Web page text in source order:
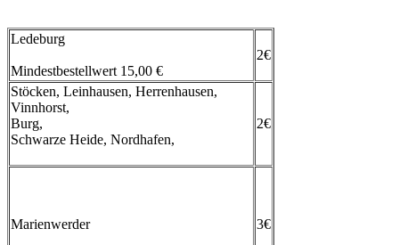
Ledeburg
Mindestbestellwert 15,00 €
2€
Stöcken, Leinhausen, Herrenhausen,
Vinnhorst,
Burg,
Schwarze Heide, Nordhafen,
2€
Marienwerder 3€